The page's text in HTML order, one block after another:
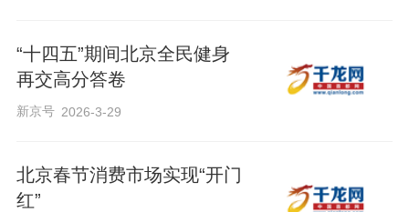
“十四五”期间北京全民健身
再交高分答卷
新京号 2026-3-29
北京春节消费市场实现“开门
红”